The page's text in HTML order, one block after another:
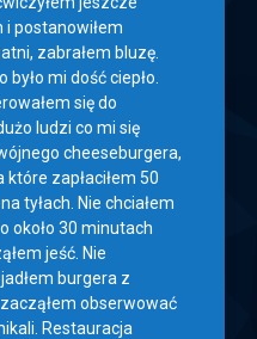
i postanowiłem
zabrałem bluzę.
było mi dość ciepło.
się do
ludzi co mi się
cheeseburgera,
zapłaciłem 50
tyłach. Nie chciałem
około 30 minutach
jeść. Nie
burgera z
obserwować
Restauracja